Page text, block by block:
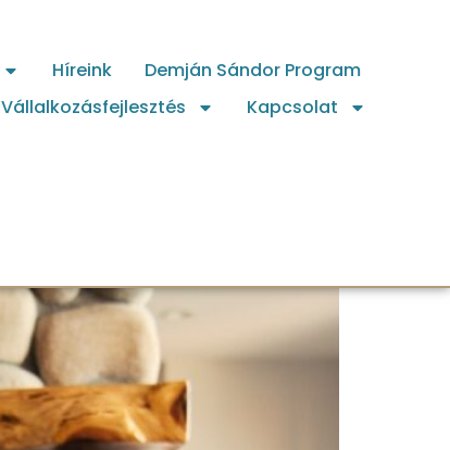
Híreink
Demján Sándor Program
Vállalkozásfejlesztés
Kapcsolat